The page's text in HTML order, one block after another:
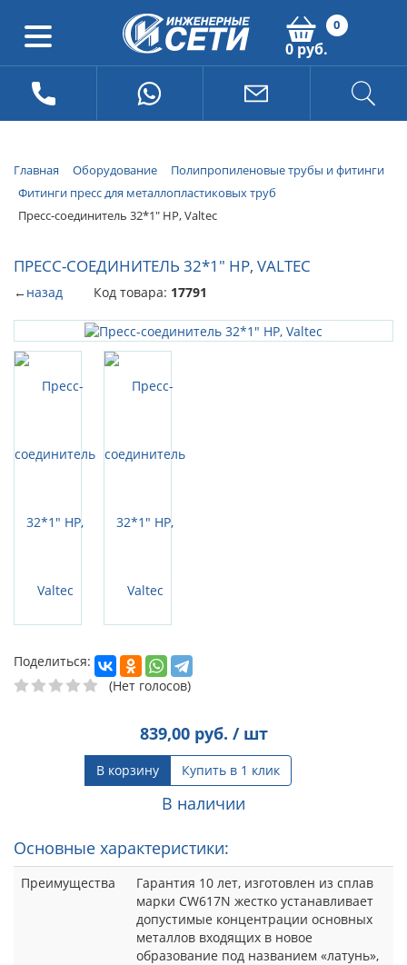
0
0 руб.
Главная Оборудование
Полипропиленовые трубы и фитинги
Фитинги пресс для металлопластиковых труб
Пресс-соединитель 32*1" НР, Valtec
ПРЕСС-СОЕДИНИТЕЛЬ 32*1" НР, VALTEC
←назад Код товара: 17791
Поделиться:
(Нет голосов)
839,00руб. / шт
В корзину Купить в 1 клик
В наличии
Основные характеристики:
Преимущества
Гарантия 10 лет, изготовлен из сплав
марки CW617N жестко устанавливает
допустимые концентрации основных
металлов входящих в новое
образование под названием «латунь»,